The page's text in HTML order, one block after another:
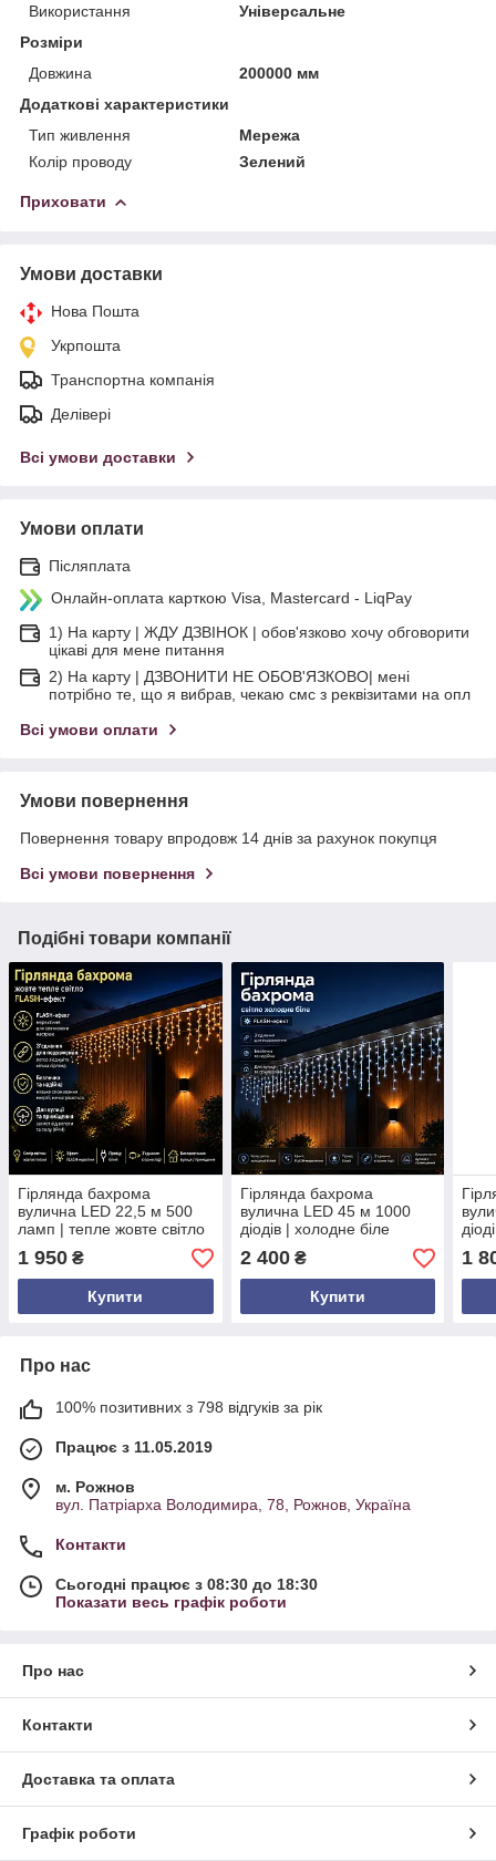
Використання
Універсальне
Розміри
Довжина
200000 мм
Додаткові характеристики
Тип живлення
Мережа
Колір проводу
Зелений
Приховати
Умови доставки
Нова Пошта
Укрпошта
Транспортна компанія
Делівері
Всі умови доставки
Умови оплати
Післяплата
Онлайн-оплата карткою Visa, Mastercard - LiqPay
1) На карту | ЖДУ ДЗВІНОК | обов'язково хочу обговорити
цікаві для мене питання
2) На карту | ДЗВОНИТИ НЕ ОБОВ'ЯЗКОВО| мені
потрібно те, що я вибрав, чекаю смс з реквізитами на опл
Всі умови оплати
Умови повернення
Повернення товару впродовж 14 днів за рахунок покупця
Всі умови повернення
Подібні товари компанії
Гірлянда бахрома
вулична LED 22,5 м 500
ламп | тепле жовте світло
з Flash ефектом | білий
провід | 220 В
1 950 ₴
Купити
Гірлянда бахрома
вулична LED 45 м 1000
діодів | холодне біле
світло FLASH | IP65 | білий
провід
2 400₴
Купити
1
Про нас
100% позитивних з 798 відгуків за рік
Працює з 11.05.2019
м. Рожнов
вул. Патріарха Володимира, 78, Рожнов, Україна
Контакти
Сьогодні працює з 08:30 до 18:30
Показати весь графік роботи
Про нас
Контакти
Доставка та оплата
Графік роботи